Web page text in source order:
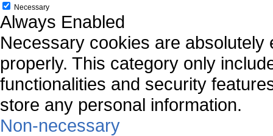
Necessary
Always Enabled
Necessary cookies are
properly. This category only
functionalities and security
store any personal information.
Non-necessary